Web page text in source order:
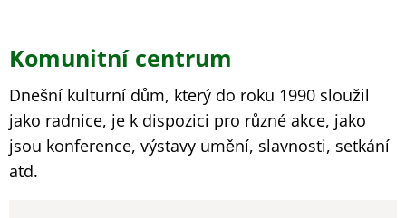
Komunitní
centrum
Komunitní centrum
Dnešní kulturní dům, který do roku 1990 sloužil
jako radnice, je k dispozici pro různé akce, jako
jsou konference, výstavy umění, slavnosti, setkání
atd.